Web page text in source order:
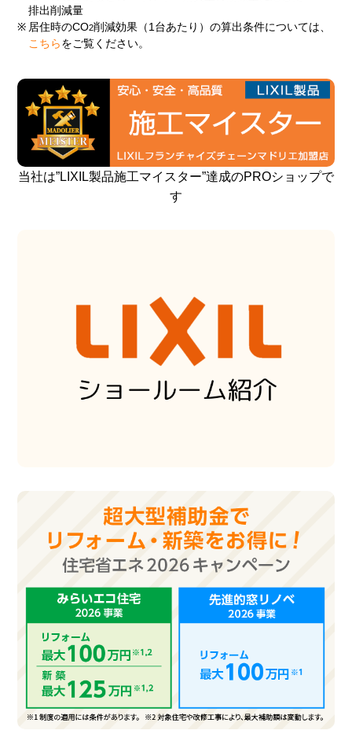
排出削減量
※ 居住時のCO2削減効果（1台あたり）の算出条件については、
こちら をご覧ください。
当社は”LIXIL製品施工マイスター”達成のPROショップで
す